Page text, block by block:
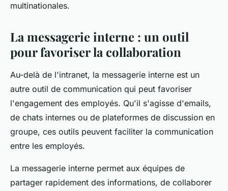
multinationales.
La messagerie interne : un outil
pour favoriser la collaboration
Au-delà de l'intranet, la messagerie interne est un
autre outil de communication qui peut favoriser
l'engagement des employés. Qu'il s'agisse d'emails,
de chats internes ou de plateformes de discussion en
groupe, ces outils peuvent faciliter la communication
entre les employés.
La messagerie interne permet aux équipes de
partager rapidement des informations, de collaborer